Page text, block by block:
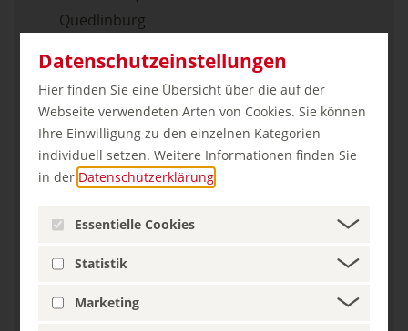
Datenschutzeinstellungen
Hier finden Sie eine Übersicht über die auf der
Webseite verwendeten Arten von Cookies. Sie können
Ihre Einwilligung zu den einzelnen Kategorien
individuell setzen. Weitere Informationen finden Sie
in der Datenschutzerklärung
Essentielle Cookies
Statistik
Marketing
Quedlinburg
Der Naumburger Dom
Karolingisches Westwerk und Civitas Corvey
Bergpark Wilhelmshöhe
Grube Messel
Bedeutende Kurstädte Europas: Drei
Frankfurt